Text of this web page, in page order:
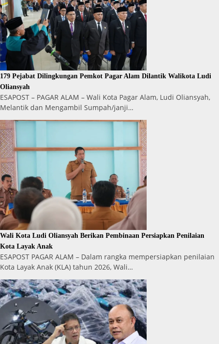
179 Pejabat Dilingkungan Pemkot Pagar Alam Dilantik Walikota Ludi
Oliansyah
ESAPOST – PAGAR ALAM – Wali Kota Pagar Alam, Ludi Oliansyah,
Melantik dan Mengambil Sumpah/janji…
Wali Kota Ludi Oliansyah Berikan Pembinaan Persiapkan Penilaian
Kota Layak Anak
ESAPOST PAGAR ALAM – Dalam rangka mempersiapkan penilaian
Kota Layak Anak (KLA) tahun 2026, Wali…